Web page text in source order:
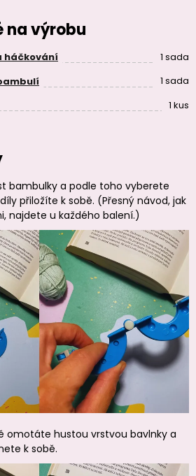
na výrobu
háčkování
1 sada
1 sada
1 kus
bambulky a podle toho vyberete
přiložíte k sobě. (Přesný návod, jak
najdete u každého balení.)
omotáte hustou vrstvou bavlnky a
k sobě.